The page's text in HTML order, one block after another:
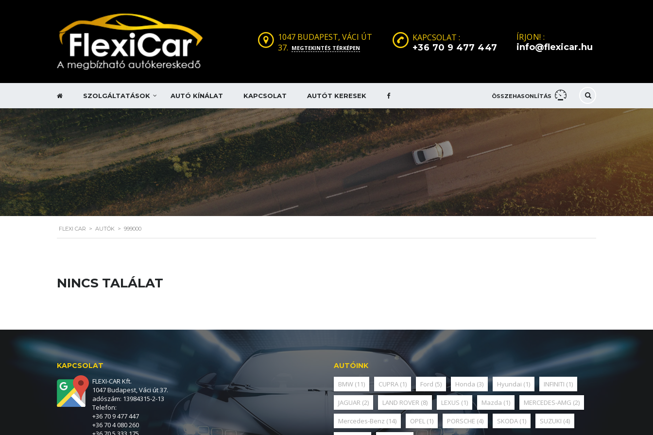
ÍRJON! :
info@flexicar.hu
KAPCSOLAT :
+36 70 9 477 447
1047 BUDAPEST, VÁCI ÚT
37. MEGTEKINTÉS TÉRKÉPEN
ÖSSZEHASONLÍTÁS
SZOLGÁLTATÁSOK AUTÓ KÍNÁLAT KAPCSOLAT AUTÓT KERESEK
FLEXI CAR > AUTÓK > 999000
NINCS TALÁLAT
KAPCSOLAT
FLEXI-CAR Kft.
1047 Budapest, Váci út 37.
adószám: 13984315-2-13
Telefon:
+36 70 9 477 447
+36 70 4 080 260
AUTÓINK
BMW (11) CUPRA (1) Ford (5) Honda (3) Hyundai (1) INFINITI (1)
JAGUAR (2) LAND ROVER (8) LEXUS (1) Mazda (1) MERCEDES-AMG (2)
Mercedes-Benz (14) OPEL (1) PORSCHE (4) SKODA (1) SUZUKI (4)